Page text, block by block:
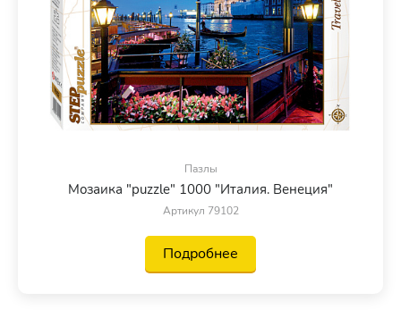
Пазлы
Мозаика "puzzle" 1000 "Италия. Венеция"
Артикул 79102
Подробнее